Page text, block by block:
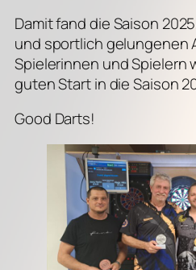
Damit fand die Saison
und sportlich gelungenen
Spielerinnen und Spielern
guten Start in die Saison
Good Darts!